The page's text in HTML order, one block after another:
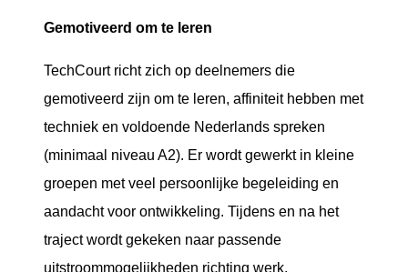
Gemotiveerd om te leren
TechCourt richt zich op deelnemers die
gemotiveerd zijn om te leren, affiniteit hebben met
techniek en voldoende Nederlands spreken
(minimaal niveau A2). Er wordt gewerkt in kleine
groepen met veel persoonlijke begeleiding en
aandacht voor ontwikkeling. Tijdens en na het
traject wordt gekeken naar passende
uitstroommogelijkheden richting werk,